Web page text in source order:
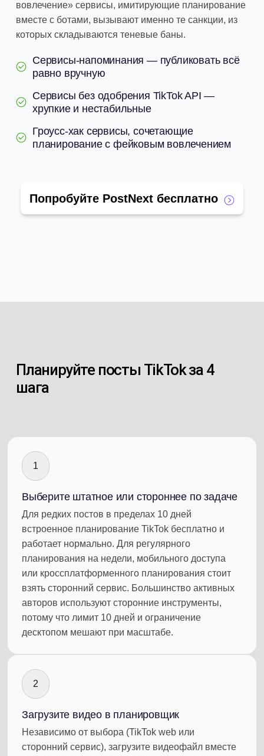
вовлечение» сервисы, имитирующие планирование
вместе с ботами, вызывают именно те санкции, из
которых складываются теневые баны.
Сервисы-напоминания — публиковать всё
равно вручную
Сервисы без одобрения TikTok API —
хрупкие и нестабильные
Гроусс-хак сервисы, сочетающие
планирование с фейковым вовлечением
Попробуйте PostNext бесплатно
Планируйте посты TikTok за 4
шага
1
Выберите штатное или стороннее по задаче
Для редких постов в пределах 10 дней
встроенное планирование TikTok бесплатно и
работает нормально. Для регулярного
планирования на недели, мобильного доступа
или кроссплатформенного планирования стоит
взять сторонний сервис. Большинство активных
авторов используют сторонние инструменты,
потому что лимит 10 дней и ограничение
десктопом мешают при масштабе.
2
Загрузите видео в планировщик
Независимо от выбора (TikTok web или
сторонний сервис), загрузите видеофайл вместе